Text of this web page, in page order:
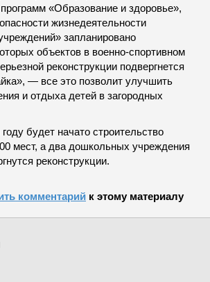
«Образование и здоровье»,
жизнедеятельности
запланировано
объектов в военно-спортивном
реконструкции подвергнется
— все это позволит улучшить
и отдыха детей в загородных
будет начато строительство
мест, а два дошкольных учреждения
реконструкции.
комментарий к этому материалу